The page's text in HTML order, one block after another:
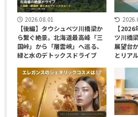
2026.08.01
【後編】タウシュベツ川橋梁か
ら繋ぐ絶景。北海道最高峰「三
国峠」から「層雲峡」へ巡る、
緑と水のデトックスドライブ
【
ツ川橋
展望台
とリア